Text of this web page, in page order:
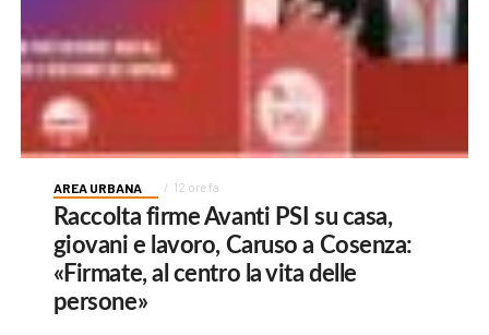
AREA URBANA 12 ore fa
Raccolta firme Avanti PSI su casa,
giovani e lavoro, Caruso a Cosenza:
«Firmate, al centro la vita delle
persone»